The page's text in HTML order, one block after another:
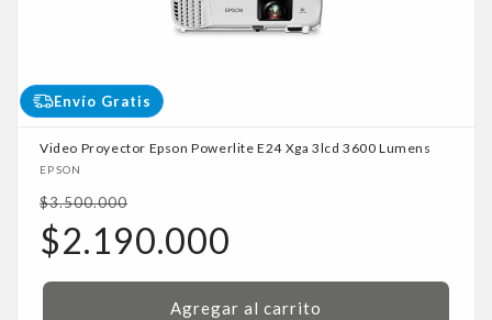
Envío Gratis
Video Proyector Epson Powerlite E24 Xga 3lcd 3600 Lumens
Proveedor:
EPSON
Precio
habitual
$3.500.000
Precio
de
oferta
$2.190.000
Agregar al carrito